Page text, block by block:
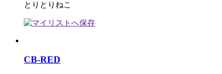
とりとりねこ
CB-RED